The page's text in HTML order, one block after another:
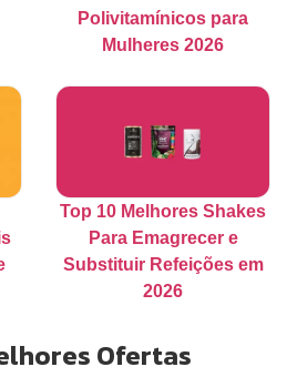
Polivitamínicos para
Mulheres 2026
Top 10 Melhores Shakes
Para Emagrecer e
Substituir Refeições em
2026
Ofertas